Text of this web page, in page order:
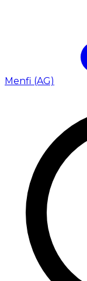
Menfi (AG)